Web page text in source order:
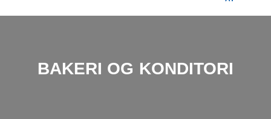
BAKERI OG KONDITORI